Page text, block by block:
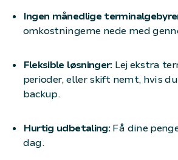
Ingen månedlige
omkostningerne nede med
Fleksible løsninger:Lej ekstra
perioder, eller skift nemt, hvis
backup.
Hurtig udbetaling:Få dine
dag.